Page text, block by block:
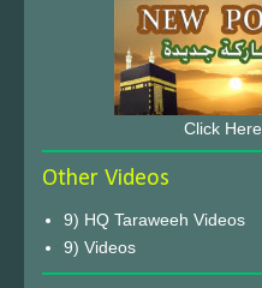
Click Here
Other Videos
9) HQ Taraweeh Videos
9) Videos